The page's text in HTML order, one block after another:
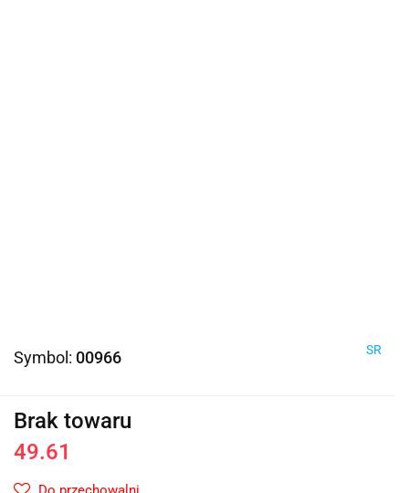
Symbol: 00966 SR
Brak towaru
49.61